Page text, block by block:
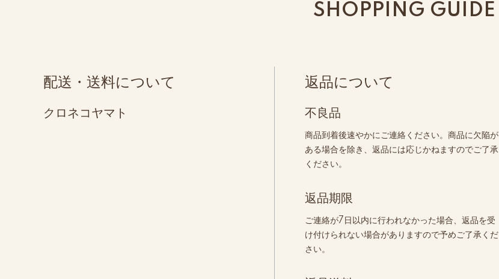
SHOPPING GUIDE
配送・送料について
クロネコヤマト
返品について
不良品
商品到着後速やかにご連絡ください。商品に欠陥が
ある場合を除き、返品には応じかねますのでご了承
ください。
返品期限
ご連絡が7日以内に行われなかった場合、返品を受
け付けられない場合がありますので予めご了承くだ
さい。